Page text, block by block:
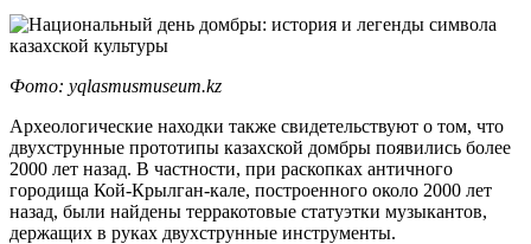
Фото: yqlasmusmuseum.kz
Археологические находки также свидетельствуют о том, что
двухструнные прототипы казахской домбры появились более
2000 лет назад. В частности, при раскопках античного
городища Кой-Крылган-кале, построенного около 2000 лет
назад, были найдены терракотовые статуэтки музыкантов,
держащих в руках двухструнные инструменты.